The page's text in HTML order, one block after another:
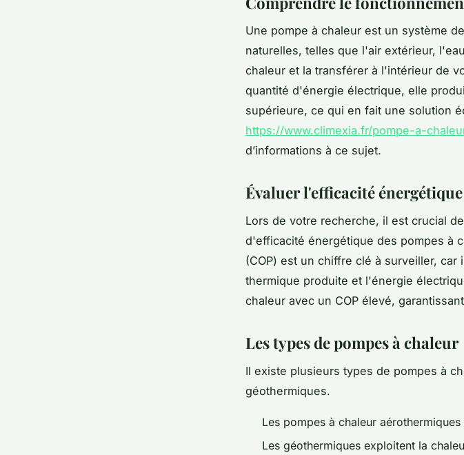
Une pompe à chaleur est un système
naturelles, telles que l'air extérieur,
chaleur et la transférer à l'intérieur de
quantité d'énergie électrique, elle
supérieure, ce qui en fait une solution
https://www.climexia.fr/pompe-a-
d’informations à ce sujet.
Évaluer l'efficacité énergétique
Lors de votre recherche, il est crucial
d'efficacité énergétique des pompes à
(COP) est un chiffre clé à surveiller,
thermique produite et l'énergie
chaleur avec un COP élevé,
Les types de pompes à chaleur
Il existe plusieurs types de pompes à
géothermiques.
Les pompes à chaleur
Les géothermiques exploitent la